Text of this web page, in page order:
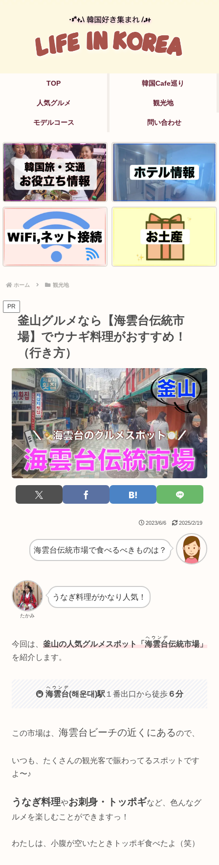
TOP 韓国Cafe巡り
人気グルメ 観光地
モデルコース 問い合わせ
ホーム 観光地
PR
釜山グルメなら【海雲台伝統市
場】でウナギ料理がおすすめ！
（行き方）
2023/6/6 2025/2/19
海雲台伝統市場で食べるべきものは？
たかみ
うなぎ料理がかなり人気！
今回は、 釜山の人気グルメスポット「海雲台
ヘウンデ
伝統市場」
を紹介します。
🚇 海雲台
ヘウンデ
(해운대)駅 １番出口から徒歩 ６分
この市場は、 海雲台ビーチの近くにあるので、
いつも、たくさんの観光客で賑わってるスポットです
よ〜♪
うなぎ料理やお刺身・トッポギなど、色んなグ
ルメを楽しむことができますっ！
わたしは、小腹が空いたときトッポギ食べたよ（笑）